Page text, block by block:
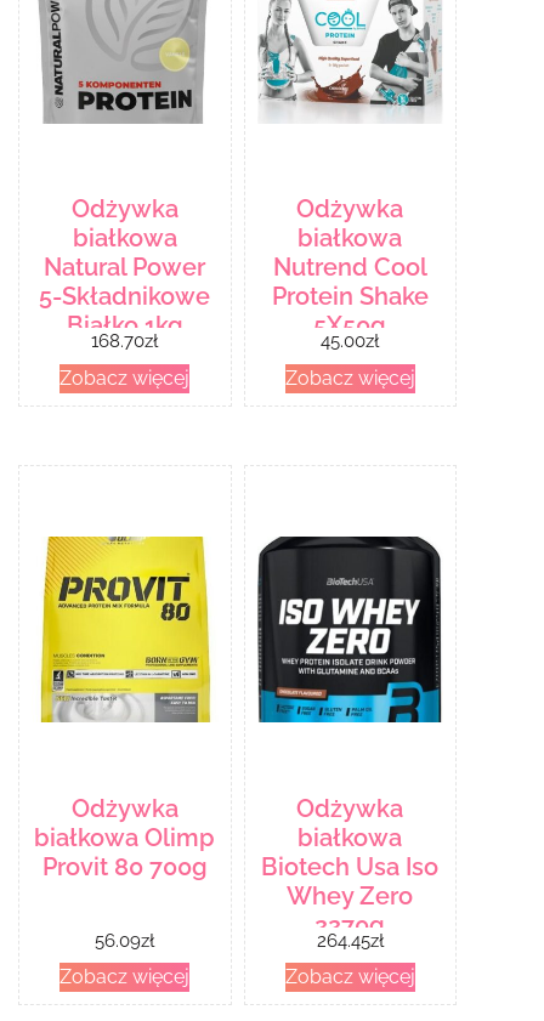
Odżywka
białkowa
Natural Power
5-Składnikowe
Białko 1kg
168.70zł
Zobacz więcej
Odżywka
białkowa
Nutrend Cool
Protein Shake
5X50g
45.00zł
Zobacz więcej
Odżywka
białkowa Olimp
Provit 80 700g
56.09zł
Zobacz więcej
Odżywka
białkowa
Biotech Usa Iso
Whey Zero
2270g
264.45zł
Zobacz więcej